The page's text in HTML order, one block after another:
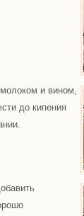
и вином,
до кипения